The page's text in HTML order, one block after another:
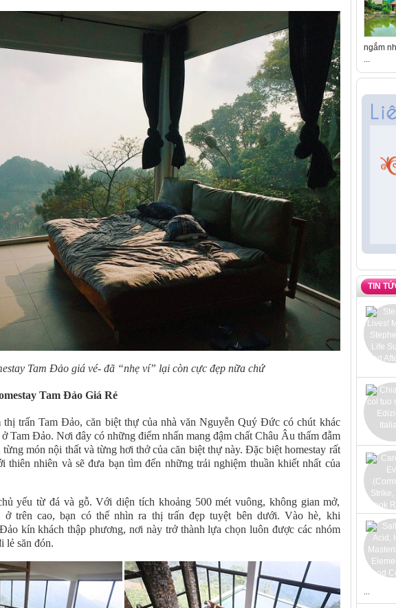
Tam Đảo giá vé- đã “nhẹ ví” lại còn cực đẹp nữa chứ
Tam Đảo Giá Rẻ
thị trấn Tam Đảo, căn biệt thự của nhà văn Nguyễn Quý Đức có chút khác
Tam Đảo. Nơi đây có những điểm nhấn mang đậm chất Châu Âu thấm đẫm
món nội thất và từng hơi thở của căn biệt thự này. Đặc biệt homestay rất
thiên nhiên và sẽ đưa bạn tìm đến những trải nghiệm thuần khiết nhất của
yếu từ đá và gỗ. Với diện tích khoảng 500 mét vuông, không gian mở,
ở trên cao, bạn có thể nhìn ra thị trấn đẹp tuyệt bên dưới. Vào hè, khi
kín khách thập phương, nơi này trở thành lựa chọn luôn được các nhóm
lẻ săn đón.
ngắm
...
TIN